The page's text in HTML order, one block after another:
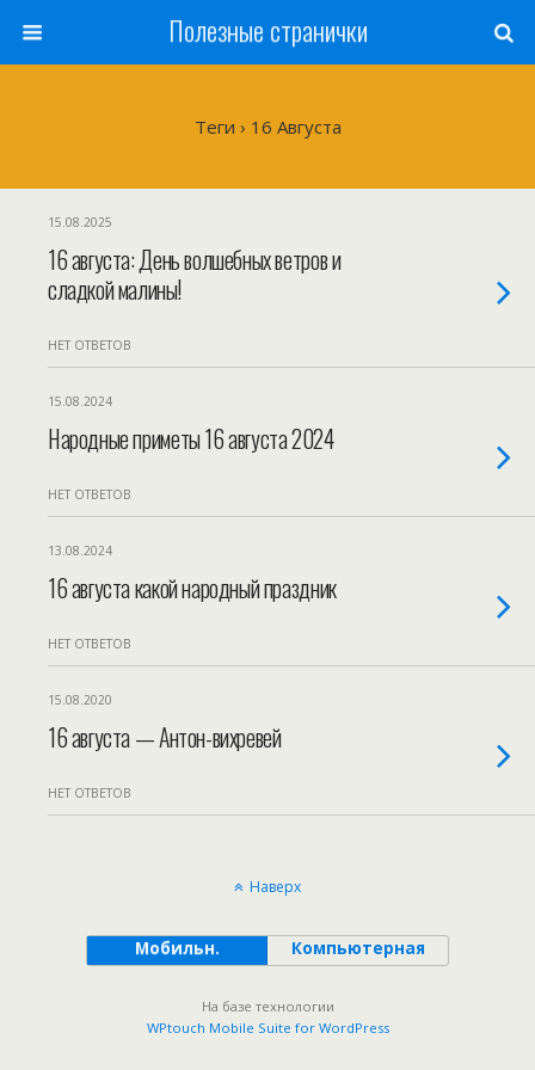
Полезные странички
Теги › 16 Августа
15.08.2025
16 августа: День волшебных ветров и
сладкой малины!
НЕТ ОТВЕТОВ
15.08.2024
Народные приметы 16 августа 2024
НЕТ ОТВЕТОВ
13.08.2024
16 августа какой народный праздник
НЕТ ОТВЕТОВ
15.08.2020
16 августа — Антон-вихревей
НЕТ ОТВЕТОВ
Наверх
Мобильн. Компьютерная
На базе технологии
WPtouch Mobile Suite for WordPress